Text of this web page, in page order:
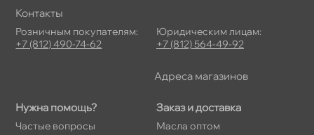
Нужна помощь?
Частые вопросы
Заказ и доставка
Масла оптом
Контакты
Розничным покупателям:
+7 (812) 490-74-62
Юридическим лицам:
+7 (812) 564-49-92
Адреса магазино